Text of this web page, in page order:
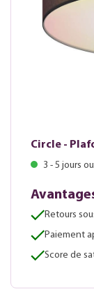
Circle -
3 - 5 jours
Retours
Paiement
Score de